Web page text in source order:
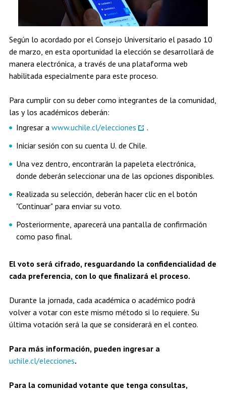
Según lo acordado por el Consejo Universitario el pasado 10
de marzo, en esta oportunidad la elección se desarrollará de
manera electrónica, a través de una plataforma web
habilitada especialmente para este proceso.
Para cumplir con su deber como integrantes de la comunidad,
las y los académicos deberán:
Ingresar a www.uchile.cl/elecciones
.
Iniciar sesión con su cuenta U. de Chile.
Una vez dentro, encontrarán la papeleta electrónica,
donde deberán seleccionar una de las opciones disponibles.
Realizada su selección, deberán hacer clic en el botón
"Continuar" para enviar su voto.
Posteriormente, aparecerá una pantalla de confirmación
como paso final.
El voto será cifrado, resguardando la confidencialidad de
cada preferencia, con lo que finalizará el proceso.
Durante la jornada, cada académica o académico podrá
volver a votar con este mismo método si lo requiere. Su
última votación será la que se considerará en el conteo.
Para más información, pueden ingresar a
uchile.cl/elecciones.
Para la comunidad votante que tenga consultas,